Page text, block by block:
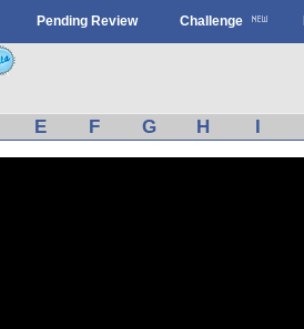
Pending Review Challenge
E F G H I